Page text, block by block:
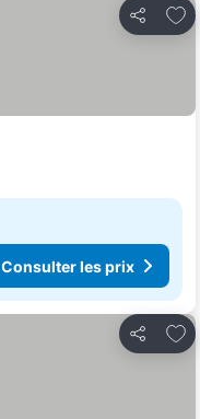
Partager
Consulter les prix
Partager